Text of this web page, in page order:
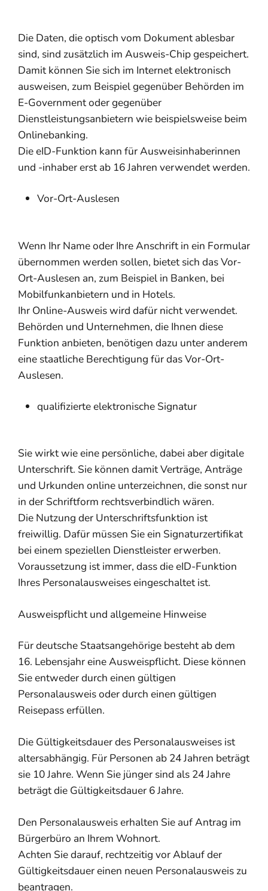
Die Daten, die optisch vom Dokument ablesbar
sind, sind zusätzlich im Ausweis-Chip gespeichert.
Damit können Sie sich im Internet elektronisch
ausweisen, zum Beispiel gegenüber Behörden im
E-Government oder gegenüber
Dienstleistungsanbietern wie beispielsweise beim
Onlinebanking.
Die eID-Funktion kann für Ausweisinhaberinnen
und -inhaber erst ab 16 Jahren verwendet werden.
Vor-Ort-Auslesen
Wenn Ihr Name oder Ihre Anschrift in ein Formular
übernommen werden sollen, bietet sich das Vor-
Ort-Auslesen an, zum Beispiel in Banken, bei
Mobilfunkanbietern und in Hotels.
Ihr Online-Ausweis wird dafür nicht verwendet.
Behörden und Unternehmen, die Ihnen diese
Funktion anbieten, benötigen dazu unter anderem
eine staatliche Berechtigung für das Vor-Ort-
Auslesen.
qualifizierte elektronische Signatur
Sie wirkt wie eine persönliche, dabei aber digitale
Unterschrift. Sie können damit Verträge, Anträge
und Urkunden online unterzeichnen, die sonst nur
in der Schriftform rechtsverbindlich wären.
Die Nutzung der Unterschriftsfunktion ist
freiwillig. Dafür müssen Sie ein Signaturzertifikat
bei einem speziellen Dienstleister erwerben.
Voraussetzung ist immer, dass die eID-Funktion
Ihres Personalausweises eingeschaltet ist.
Ausweispflicht und allgemeine Hinweise
Für deutsche Staatsangehörige besteht ab dem
16. Lebensjahr eine Ausweispflicht. Diese können
Sie entweder durch einen gültigen
Personalausweis oder durch einen gültigen
Reisepass erfüllen.
Die Gültigkeitsdauer des Personalausweises ist
altersabhängig. Für Personen ab 24 Jahren beträgt
sie 10 Jahre. Wenn Sie jünger sind als 24 Jahre
beträgt die Gültigkeitsdauer 6 Jahre.
Den Personalausweis erhalten Sie auf Antrag im
Bürgerbüro an Ihrem Wohnort.
Achten Sie darauf, rechtzeitig vor Ablauf der
Gültigkeitsdauer einen neuen Personalausweis zu
beantragen.